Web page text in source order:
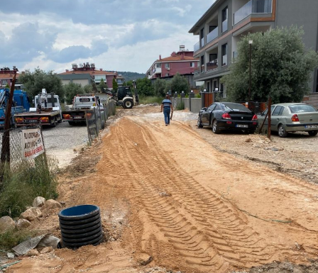
WhatsApp
İhbar Hattı
Facebook
Instagram
KÜNYE